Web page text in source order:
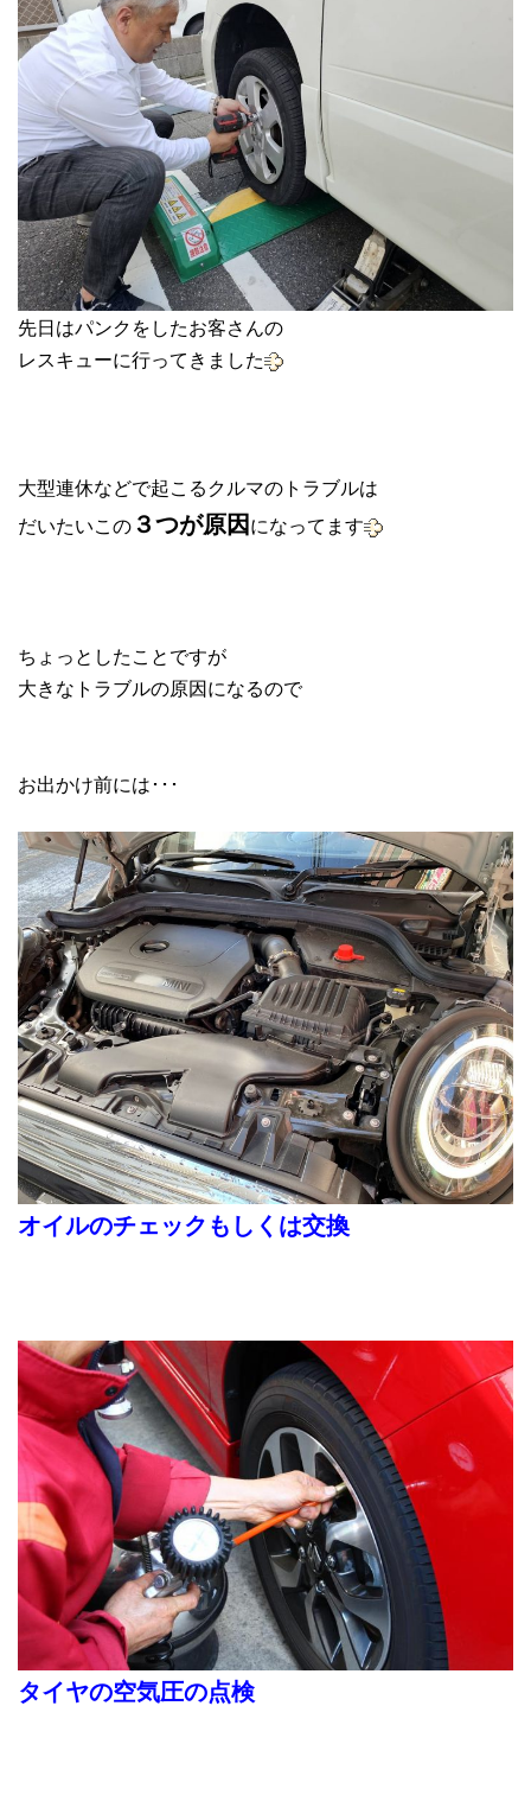
先日はパンクをしたお客さんの
レスキューに行ってきました
大型連休などで起こるクルマのトラブルは
だいたいこの３つが原因になってます
ちょっとしたことですが
大きなトラブルの原因になるので
お出かけ前には･･･
オイルのチェックもしくは交換
タイヤの空気圧の点検